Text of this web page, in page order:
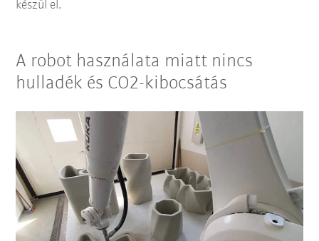
készül el.
A robot használata miatt nincs
hulladék és CO2-kibocsátás